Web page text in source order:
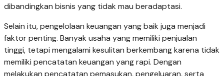
dibandingkan bisnis yang tidak mau beradaptasi.
Selain itu, pengelolaan keuangan yang baik juga menjadi
faktor penting. Banyak usaha yang memiliki penjualan
tinggi, tetapi mengalami kesulitan berkembang karena tidak
memiliki pencatatan keuangan yang rapi. Dengan
melakukan pencatatan pemasukan, pengeluaran, serta